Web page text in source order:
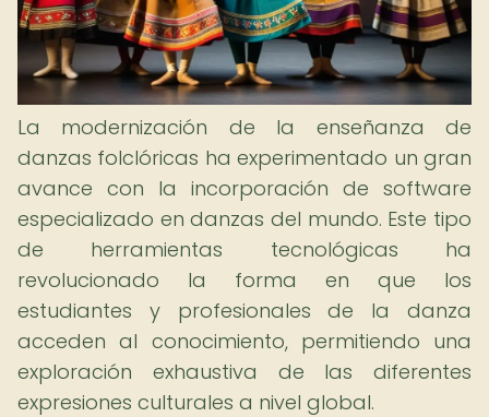
La modernización de la enseñanza de
danzas folclóricas ha experimentado un gran
avance con la incorporación de software
especializado en danzas del mundo. Este tipo
de herramientas tecnológicas ha
revolucionado la forma en que los
estudiantes y profesionales de la danza
acceden al conocimiento, permitiendo una
exploración exhaustiva de las diferentes
expresiones culturales a nivel global.